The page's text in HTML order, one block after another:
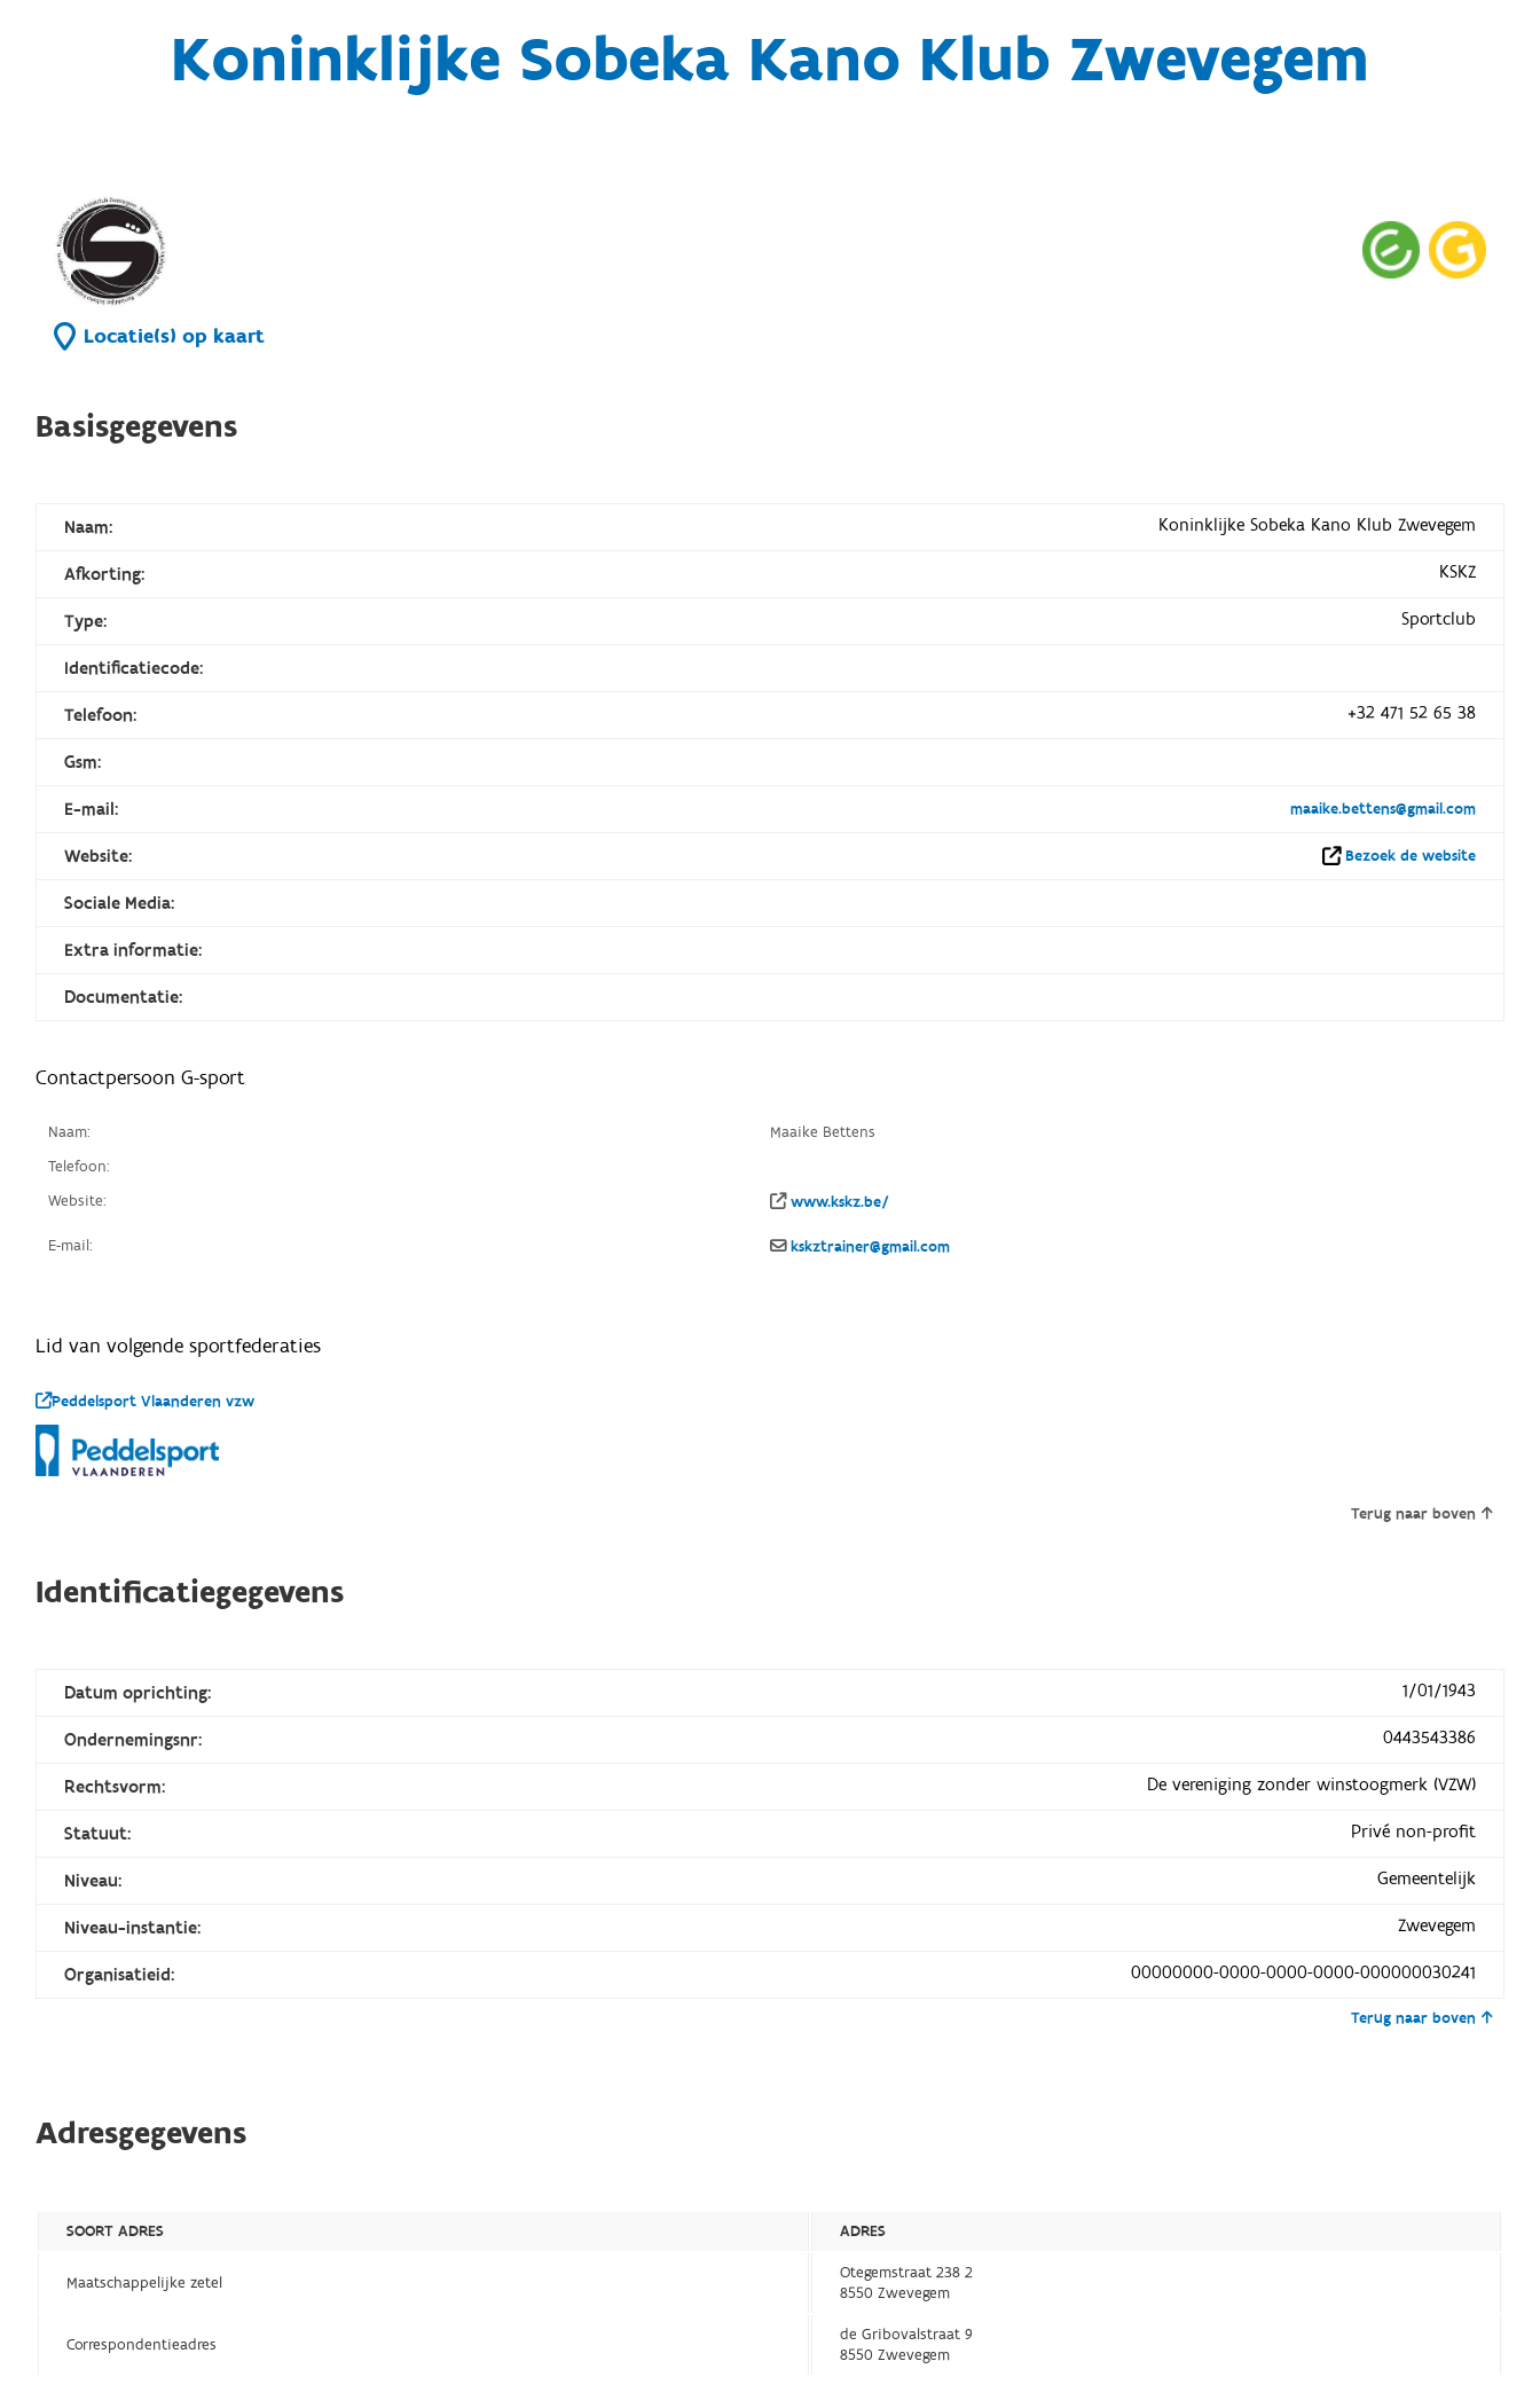
Koninklijke Sobeka Kano Klub Zwevegem
Locatie(s) op kaart
Basisgegevens
Naam: Koninklijke Sobeka Kano Klub Zwevegem
Afkorting: KSKZ
Type: Sportclub
Identificatiecode:
Telefoon: +32 471 52 65 38
Gsm:
E-mail: maaike.bettens@gmail.com
Website: Bezoek de website
Sociale Media:
Extra informatie:
Documentatie:
Contactpersoon G-sport
Naam:
Maaike Bettens
Telefoon:
Website:
www.kskz.be/
E-mail: kskztrainer@gmail.com
Lid van volgende sportfederaties
Peddelsport Vlaanderen vzw
Terug naar boven
Identificatiegegevens
Datum oprichting: 1/01/1943
Ondernemingsnr: 0443543386
Rechtsvorm: De vereniging zonder winstoogmerk (VZW)
Statuut: Privé non-profit
Niveau: Gemeentelijk
Niveau-instantie: Zwevegem
Organisatieid: 00000000-0000-0000-0000-000000030241
Terug naar boven
Adresgegevens
SOORT ADRES ADRES
Maatschappelijke zetel
Otegemstraat 238 2
8550 Zwevegem
Correspondentieadres
de Gribovalstraat 9
8550 Zwevegem